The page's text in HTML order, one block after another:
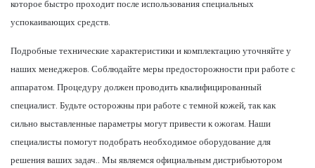
которое быстро проходит после использования специальных
успокаивающих средств.
Подробные технические характеристики и комплектацию уточняйте у
наших менеджеров. Соблюдайте меры предосторожности при работе с
аппаратом. Процедуру должен проводить квалифицированный
специалист. Будьте осторожны при работе с темной кожей, так как
сильно выставленные параметры могут привести к ожогам. Наши
специалисты помогут подобрать необходимое оборудование для
решения ваших задач.. Мы являемся официальным дистрибьютором